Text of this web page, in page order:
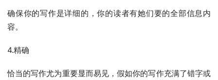
确保你的写作是详细的，你的读者有她们要的全部信息内
容。
4.精确
恰当的写作尤为重要显而易见，假如你的写作充满了错字或